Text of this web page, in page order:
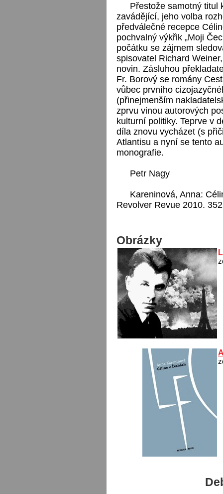
Přestože samotný titul
zavádějící, jeho volba
předválečné recepce
pochvalný výkřik „Moji
počátku se zájmem
spisovatel Richard
novin. Zásluhou
Fr. Borový se romány
vůbec prvního
(přinejmenším
zprvu vinou autorových
kulturní politiky. Teprve v
díla znovu vycházet (s
Atlantisu a nyní se tento
monografie.
Petr Nagy
Kareninová, Anna:
Revolver Revue 2010.
Obrázky